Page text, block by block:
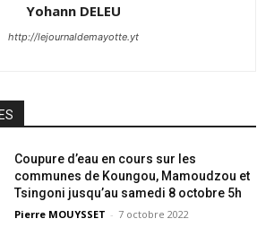
Yohann DELEU
http://lejournaldemayotte.yt
Coupure d’eau en cours sur les
communes de Koungou, Mamoudzou et
Tsingoni jusqu’au samedi 8 octobre 5h
Pierre MOUYSSET - 7 octobre 2022